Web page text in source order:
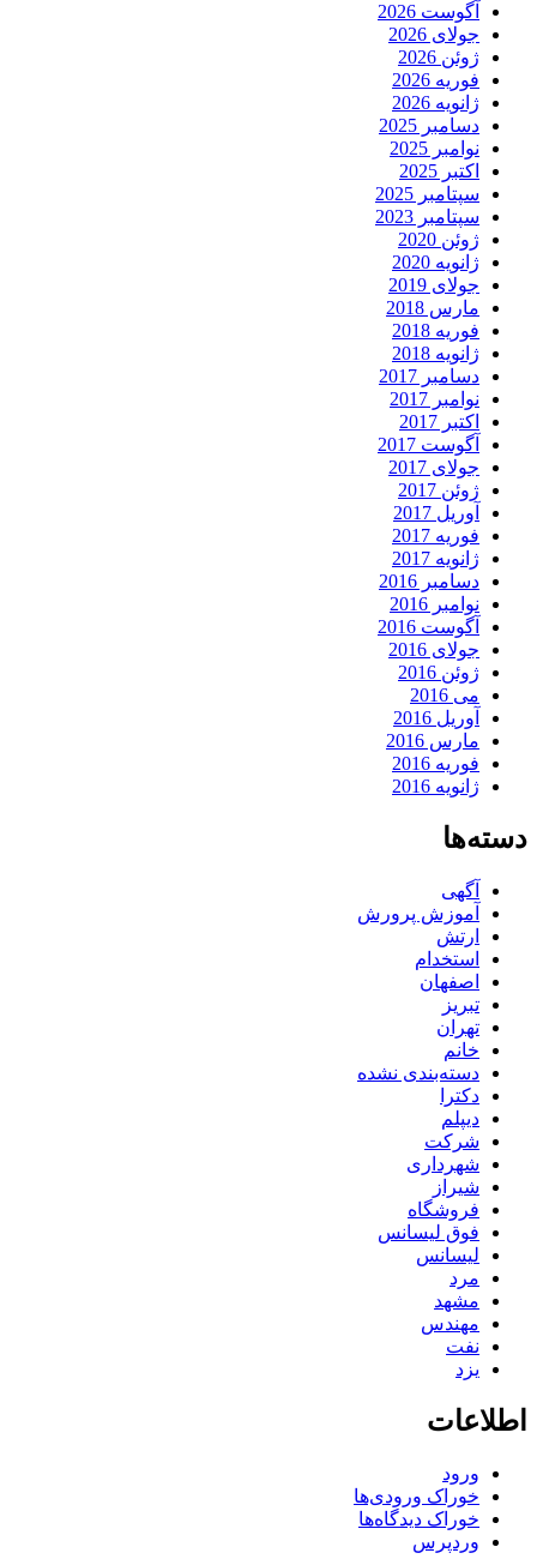
آگوست 2026
جولای 2026
ژوئن 2026
فوریه 2026
ژانویه 2026
دسامبر 2025
نوامبر 2025
اکتبر 2025
سپتامبر 2025
سپتامبر 2023
ژوئن 2020
ژانویه 2020
جولای 2019
مارس 2018
فوریه 2018
ژانویه 2018
دسامبر 2017
نوامبر 2017
اکتبر 2017
آگوست 2017
جولای 2017
ژوئن 2017
آوریل 2017
فوریه 2017
ژانویه 2017
دسامبر 2016
نوامبر 2016
آگوست 2016
جولای 2016
ژوئن 2016
می 2016
آوریل 2016
مارس 2016
فوریه 2016
ژانویه 2016
دسته‌ها
آگهی
آموزش پرورش
ارتش
استخدام
اصفهان
تبریز
تهران
خانم
دسته‌بندی نشده
دکترا
دیپلم
شرکت
شهرداری
شیراز
فروشگاه
فوق لیسانس
لیسانس
مرد
مشهد
مهندس
نفت
یزد
اطلاعات
ورود
خوراک ورودی‌ها
خوراک دیدگاه‌ها
وردپرس